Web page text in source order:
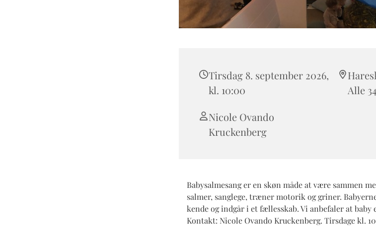
Tirsdag 8. september 2026,
kl. 10:00
Alle
Nicole Ovando
Kruckenberg
Babysalmesang er en skøn måde at være sammen
salmer, sanglege, træner motorik og griner.
kende og indgår i et fællesskab. Vi anbefaler at baby
Kontakt: Nicole Ovando Kruckenberg. Tirsdage kl.